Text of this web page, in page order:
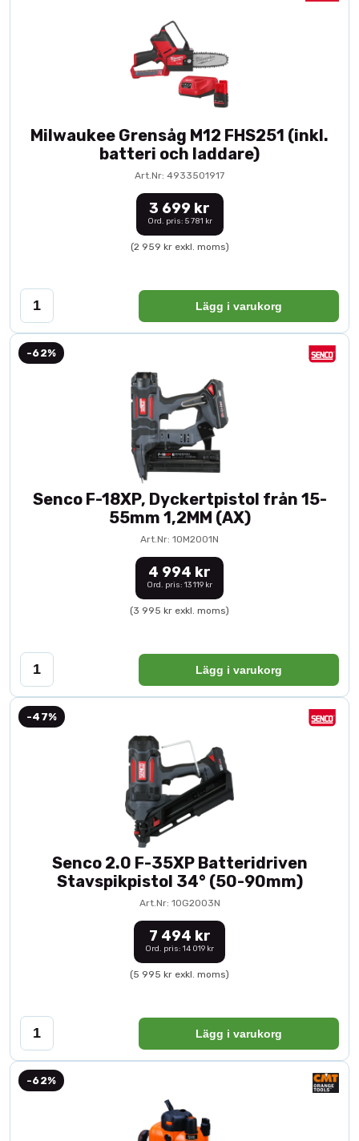
Milwaukee Grensåg M12 FHS251 (inkl.
batteri och laddare)
Art.Nr: 4933501917
3 699 kr
Ord. pris: 5 781 kr
(2 959 kr exkl. moms)
Lägg i varukorg
-62%
Senco F-18XP, Dyckertpistol från 15-
55mm 1,2MM (AX)
Art.Nr: 10M2001N
4 994 kr
Ord. pris: 13 119 kr
(3 995 kr exkl. moms)
Lägg i varukorg
-47%
Senco 2.0 F-35XP Batteridriven
Stavspikpistol 34° (50-90mm)
Art.Nr: 10G2003N
7 494 kr
Ord. pris: 14 019 kr
(5 995 kr exkl. moms)
Lägg i varukorg
-62%